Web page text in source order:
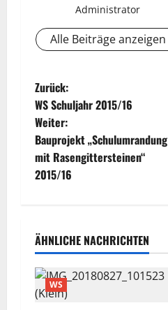
Administrator
Alle Beiträge anzeigen
B
e
i
t
a
g
s
Zurück:
WS Schuljahr 2015/16
Weiter:
Bauprojekt „Schulumrandung
mit Rasengittersteinen“
2015/16
ÄHNLICHE NACHRICHTEN
WS